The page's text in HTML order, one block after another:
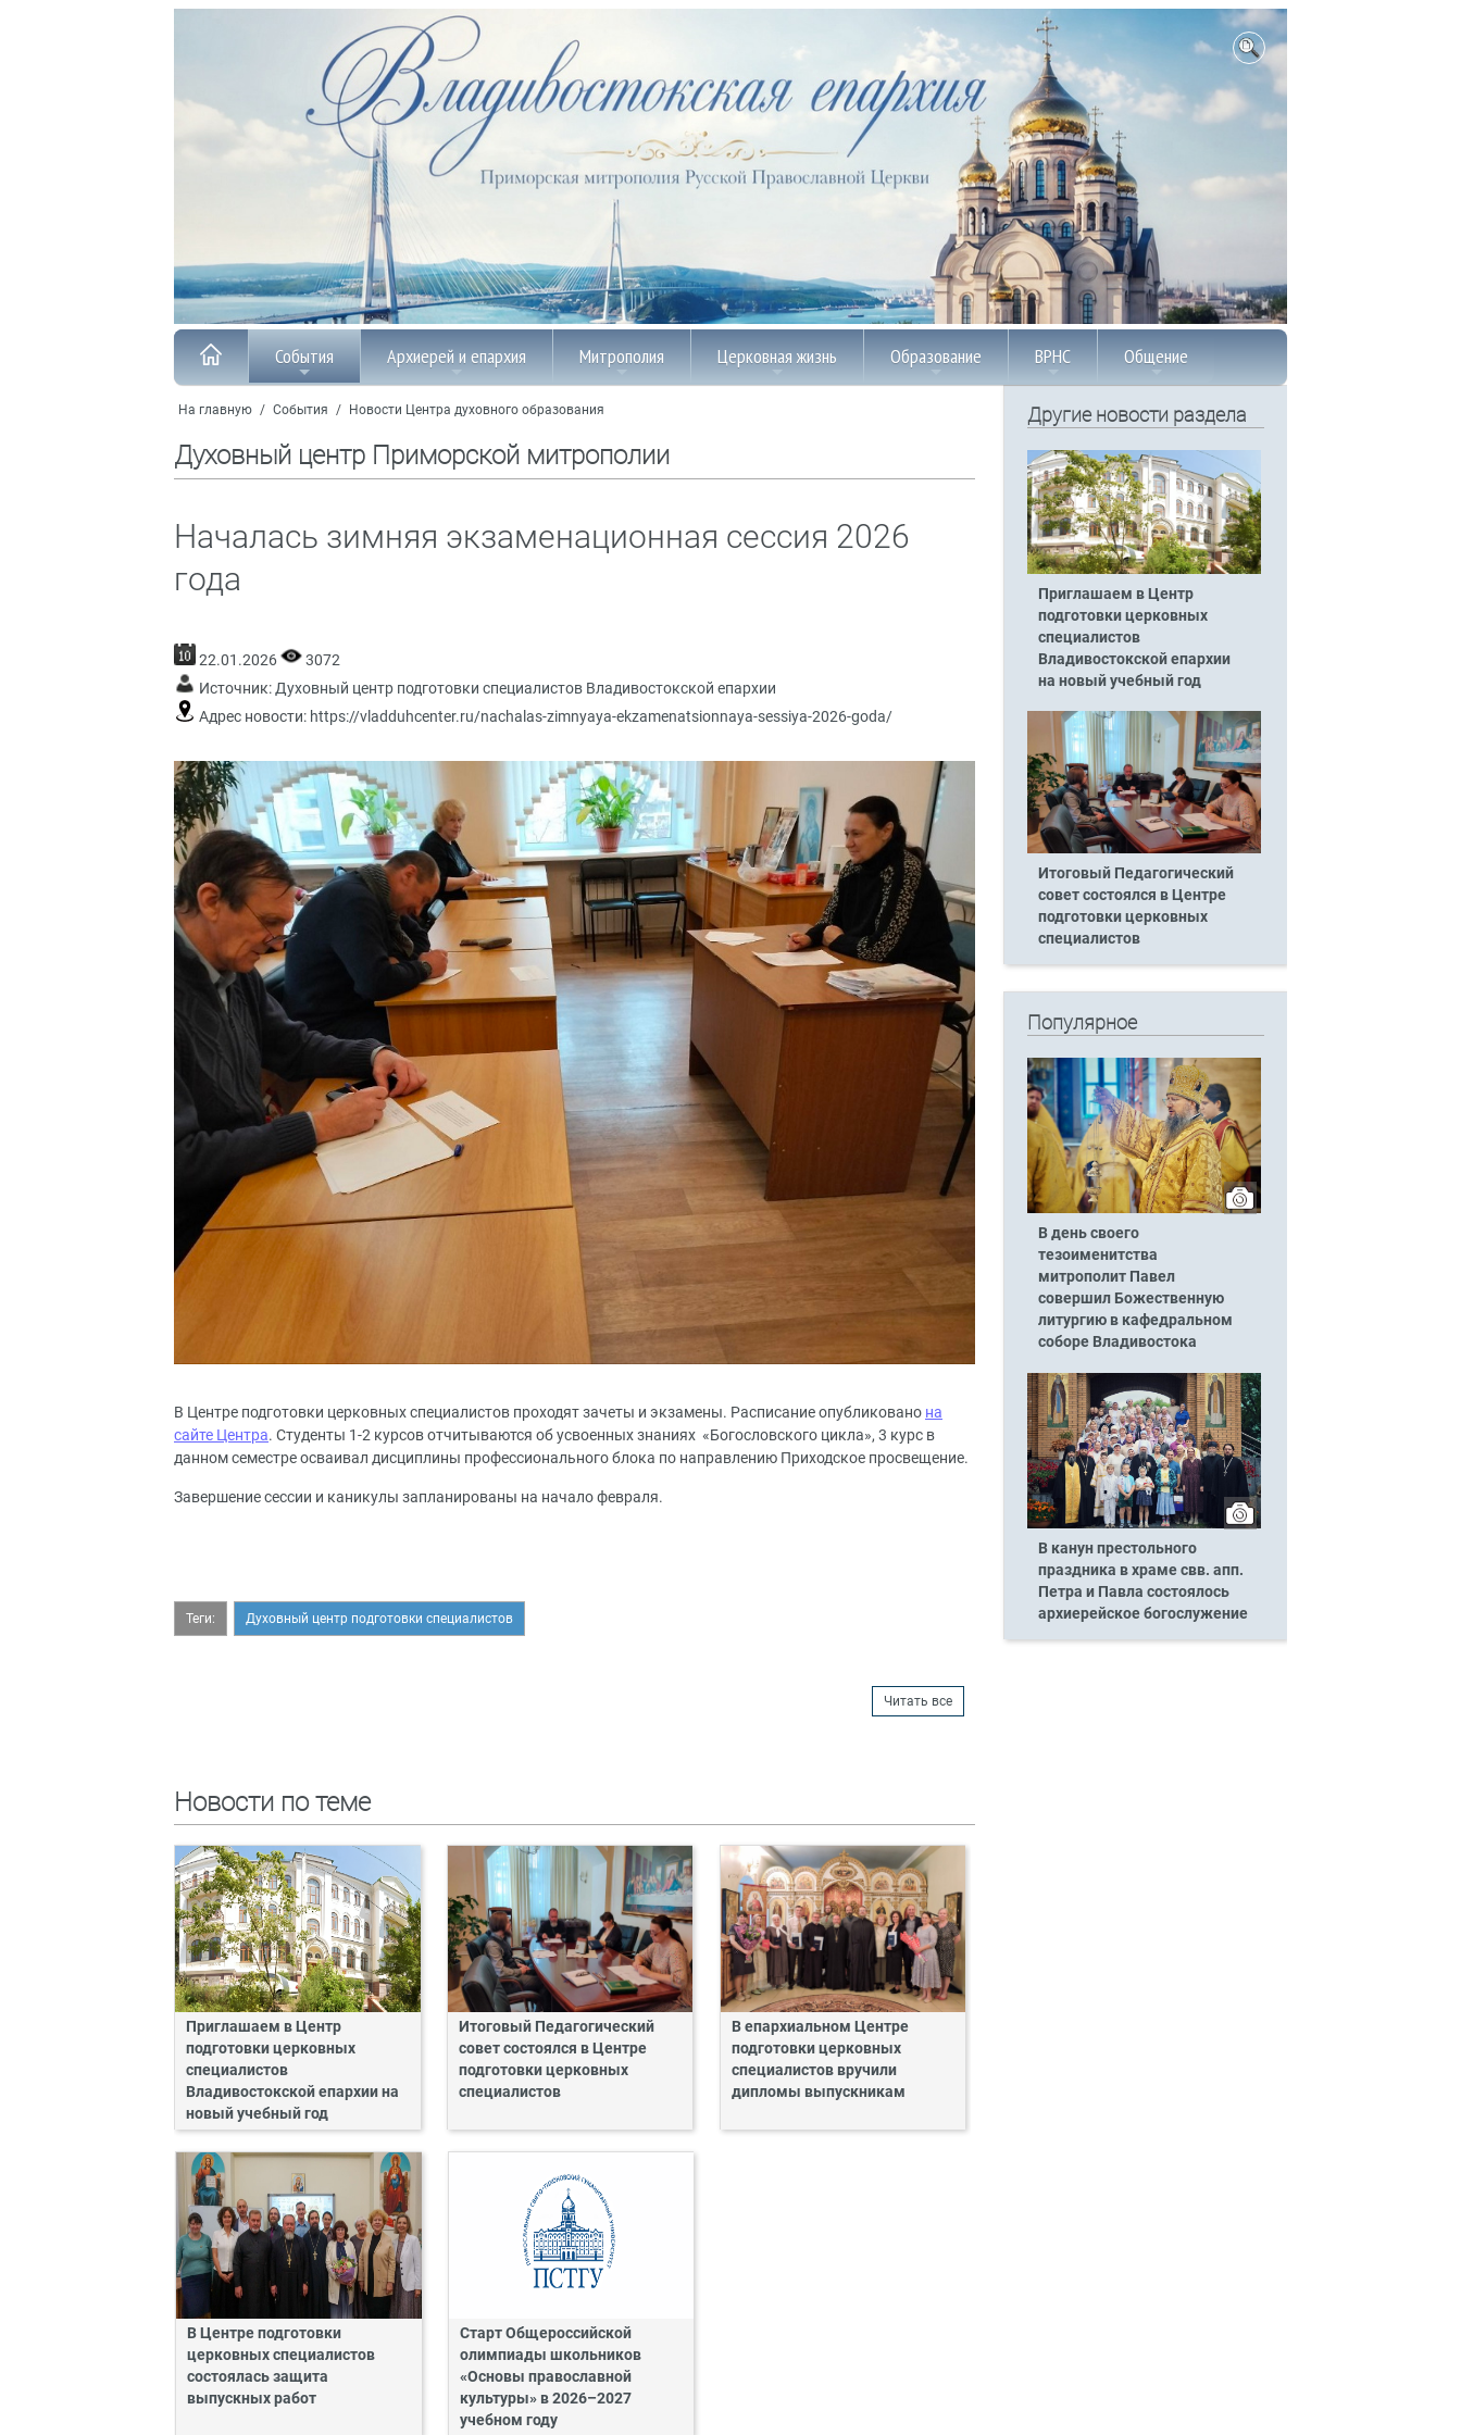
События Архиерей и епархия Митрополия Церковная жизнь Образование ВРНС Общение
На главную / События / Новости Центра духовного образования
Духовный центр Приморской митрополии
Началась зимняя экзаменационная сессия 2026
года
22.01.2026
3072
Источник:Духовный центр подготовки специалистов Владивостокской епархии
Адрес новости: https://vladduhcenter.ru/nachalas-zimnyaya-ekzamenatsionnaya-sessiya-2026-goda/
В Центре подготовки церковных специалистов проходят зачеты и экзамены. Расписание опубликовано на
сайте Центра. Студенты 1-2 курсов отчитываются об усвоенных знаниях «Богословского цикла», 3 курс в
данном семестре осваивал дисциплины профессионального блока по направлению Приходское просвещение.
Завершение сессии и каникулы запланированы на начало февраля.
Теги: Духовный центр подготовки специалистов
Читать все
Новости по теме
Приглашаем в Центр
подготовки церковных
специалистов
Владивостокской епархии на
новый учебный год
Итоговый Педагогический
совет состоялся в Центре
подготовки церковных
специалистов
В епархиальном Центре
подготовки церковных
специалистов вручили
дипломы выпускникам
В Центре подготовки
церковных специалистов
состоялась защита
выпускных работ
Старт Общероссийской
олимпиады школьников
«Основы православной
культуры» в 2026–2027
учебном году
Другие новости раздела
Приглашаем в Центр
подготовки церковных
специалистов
Владивостокской епархии
на новый учебный год
Итоговый Педагогический
совет состоялся в Центре
подготовки церковных
специалистов
Популярное
В день своего
тезоименитства
митрополит Павел
совершил Божественную
литургию в кафедральном
соборе Владивостока
В канун престольного
праздника в храме свв. апп.
Петра и Павла состоялось
архиерейское богослужение